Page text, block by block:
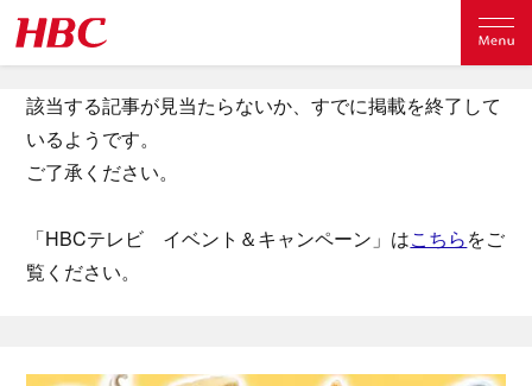
該当する記事が見当たらないか、すでに掲載を終了して
いるようです。
ご了承ください。
「HBCテレビ イベント＆キャンペーン」はこちらをご
覧ください。